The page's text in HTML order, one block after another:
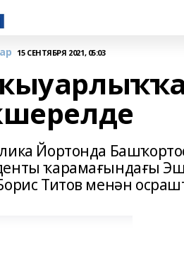
15 СЕНТЯБРЯ 2021, 05:03
Йортонда
ҡарамағындағы
Титов менән